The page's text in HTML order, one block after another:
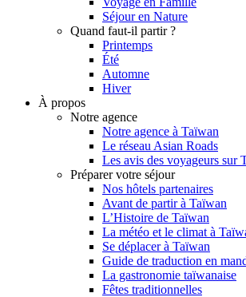
Séjour en Nature
Quand faut-il partir ?
Printemps
Été
Automne
Hiver
À propos
Notre agence
Notre agence à Taïwan
Le réseau Asian Roads
Les avis des voyageurs sur
Préparer votre séjour
Nos hôtels partenaires
Avant de partir à Taïwan
L’Histoire de Taïwan
La météo et le climat à
Se déplacer à Taïwan
Guide de traduction en
La gastronomie taïwanaise
Fêtes traditionnelles